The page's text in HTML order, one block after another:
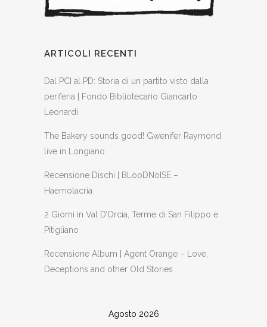
ARTICOLI RECENTI
Dal PCI al PD: Storia di un partito visto dalla
periferia | Fondo Bibliotecario Giancarlo
Leonardi
The Bakery sounds good! Gwenifer Raymond
live in Longiano
Recensione Dischi | BLooDNoISE –
Haemolacria
2 Giorni in Val D’Orcia, Terme di San Filippo e
Pitigliano
Recensione Album | Agent Orange – Love,
Deceptions and other Old Stories
Agosto 2026